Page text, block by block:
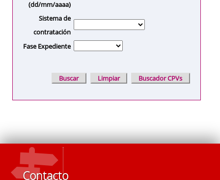
(dd/mm/aaaa)
Sistema de
contratación
Fase Expediente
Contacto